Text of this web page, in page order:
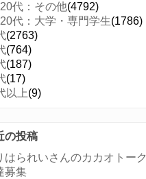
20代：その他(4792)
20代：大学・専門学生(1786)
(2763)
(764)
(187)
(17)
以上(9)
の投稿
はられいさんのカカオトーク
募集